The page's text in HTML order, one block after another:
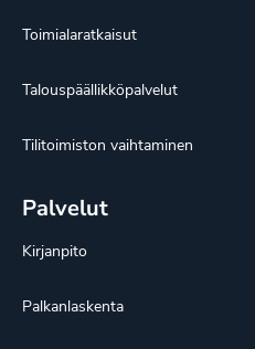
Toimialaratkaisut
Talouspäällikköpalvelut
Tilitoimiston vaihtaminen
Palvelut
Kirjanpito
Palkanlaskenta